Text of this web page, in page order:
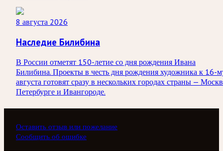
8 августа 2026
Наследие Билибина
В России отметят 150-летие со дня рождения Ивана
Билибина. Проекты в честь дня рождения художника к 16-
августа готовят сразу в нескольких городах страны —
Петербурге и Ивангороде.
Оставить отзыв или пожелание
Сообщить об ошибке